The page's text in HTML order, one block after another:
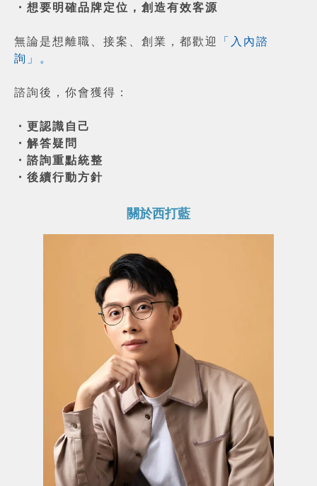
・想要明確品牌定位，創造有效客源
無論是想離職、接案、創業，都歡迎
「入內諮
詢」。
諮詢後，你會獲得：
・更認識自己
・解答疑問
・諮詢重點統整
・後續行動方針
關於西打藍